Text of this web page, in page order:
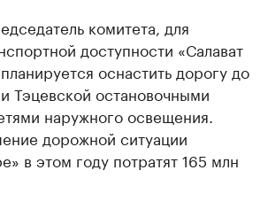
комитета, для
доступности «Салават
оснастить дорогу до
Тэцевской остановочными
наружного освещения.
дорожной ситуации
в этом году потратят 165 млн